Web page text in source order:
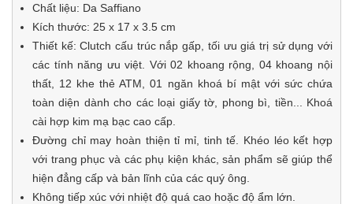
Chất liệu: Da Saffiano
Kích thước: 25 x 17 x 3.5 cm
Thiết kế: Clutch cấu trúc nắp gấp, tối ưu giá trị sử dụng với
các tính năng ưu việt. Với 02 khoang rộng, 04 khoang nội
thất, 12 khe thẻ ATM, 01 ngăn khoá bí mật với sức chứa
toàn diện dành cho các loại giấy tờ, phong bì, tiền... Khoá
cài hợp kim mạ bạc cao cấp.
Đường chỉ may hoàn thiện tỉ mỉ, tinh tế. Khéo léo kết hợp
với trang phục và các phụ kiện khác, sản phẩm sẽ giúp thể
hiện đẳng cấp và bản lĩnh của các quý ông.
Không tiếp xúc với nhiệt độ quá cao hoặc độ ẩm lớn.